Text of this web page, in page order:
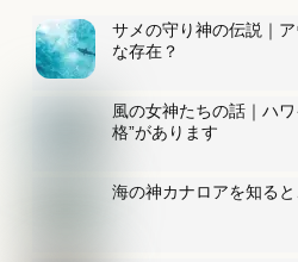
サメの守り神の伝説｜
な存在？
風の女神たちの話｜ハワ
格”があります
海の神カナロアを知る